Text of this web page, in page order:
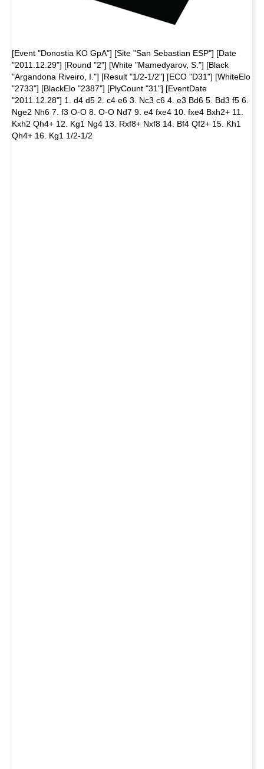
[Event "Donostia KO GpA"] [Site "San Sebastian ESP"] [Date
"2011.12.29"] [Round "2"] [White "Mamedyarov, S."] [Black
"Argandona Riveiro, I."] [Result "1/2-1/2"] [ECO "D31"] [WhiteElo
"2733"] [BlackElo "2387"] [PlyCount "31"] [EventDate
"2011.12.28"] 1. d4 d5 2. c4 e6 3. Nc3 c6 4. e3 Bd6 5. Bd3 f5 6.
Nge2 Nh6 7. f3 O-O 8. O-O Nd7 9. e4 fxe4 10. fxe4 Bxh2+ 11.
Kxh2 Qh4+ 12. Kg1 Ng4 13. Rxf8+ Nxf8 14. Bf4 Qf2+ 15. Kh1
Qh4+ 16. Kg1 1/2-1/2